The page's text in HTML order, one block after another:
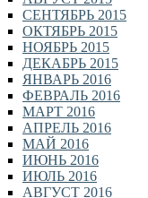
СЕНТЯБРЬ 2015
ОКТЯБРЬ 2015
НОЯБРЬ 2015
ДЕКАБРЬ 2015
ЯНВАРЬ 2016
ФЕВРАЛЬ 2016
МАРТ 2016
АПРЕЛЬ 2016
МАЙ 2016
ИЮНЬ 2016
ИЮЛЬ 2016
АВГУСТ 2016